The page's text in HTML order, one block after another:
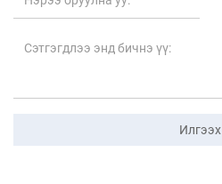
Илгээх